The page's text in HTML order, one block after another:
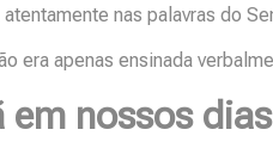
nas palavras do
era apenas ensinada
nossos dias